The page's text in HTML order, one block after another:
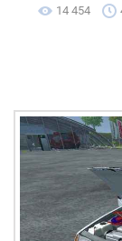
14 454